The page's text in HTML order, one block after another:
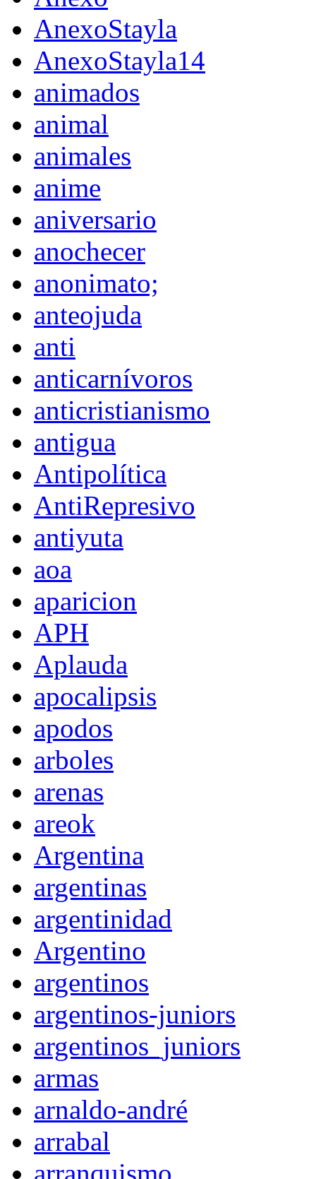
AnexoStayla
AnexoStayla14
animados
animal
animales
anime
aniversario
anochecer
anonimato;
anteojuda
anti
anticarnívoros
anticristianismo
antigua
Antipolítica
AntiRepresivo
antiyuta
aoa
aparicion
APH
Aplauda
apocalipsis
apodos
arboles
arenas
areok
Argentina
argentinas
argentinidad
Argentino
argentinos
argentinos-juniors
argentinos_juniors
armas
arnaldo-andré
arrabal